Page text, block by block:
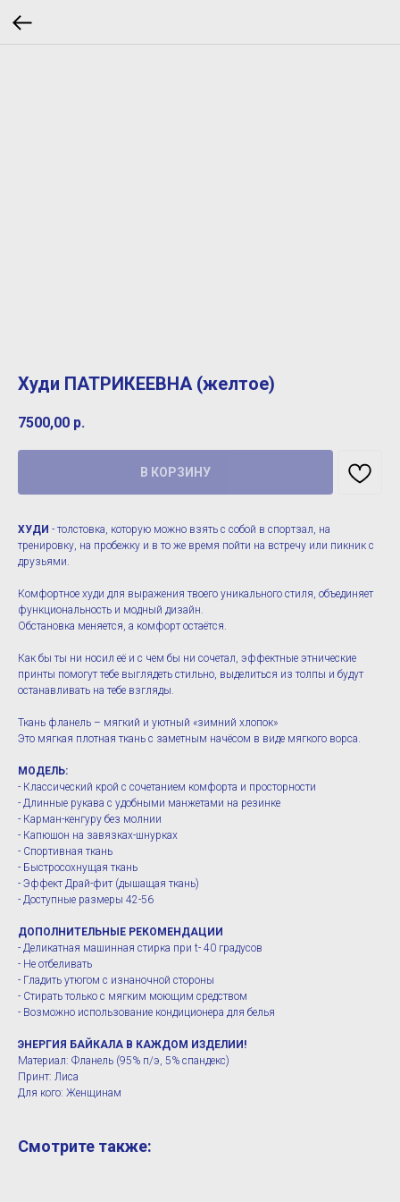
Худи ПАТРИКЕЕВНА (желтое)
7500,00 р.
В КОРЗИНУ
ХУДИ - толстовка, которую можно взять с собой в спортзал, на
тренировку, на пробежку и в то же время пойти на встречу или пикник с
друзьями.
Комфортное худи для выражения твоего уникального стиля, объединяет
функциональность и модный дизайн.
Обстановка меняется, а комфорт остаётся.
Как бы ты ни носил её и с чем бы ни сочетал, эффектные этнические
принты помогут тебе выглядеть стильно, выделиться из толпы и будут
останавливать на тебе взгляды.
Ткань фланель – мягкий и уютный «зимний хлопок»
Это мягкая плотная ткань с заметным начёсом в виде мягкого ворса.
МОДЕЛЬ:
- Классический крой с сочетанием комфорта и просторности
- Длинные рукава с удобными манжетами на резинке
- Карман-кенгуру без молнии
- Капюшон на завязках-шнурках
- Спортивная ткань
- Быстросохнущая ткань
- Эффект Драй-фит (дышащая ткань)
- Доступные размеры 42-56
ДОПОЛНИТЕЛЬНЫЕ РЕКОМЕНДАЦИИ
- Деликатная машинная стирка при t- 40 градусов
- Не отбеливать
- Гладить утюгом с изнаночной стороны
- Стирать только с мягким моющим средством
- Возможно использование кондиционера для белья
ЭНЕРГИЯ БАЙКАЛА В КАЖДОМ ИЗДЕЛИИ!
Материал: Фланель (95% п/э, 5% спандекс)
Принт: Лиса
Для кого: Женщинам
Смотрите также: